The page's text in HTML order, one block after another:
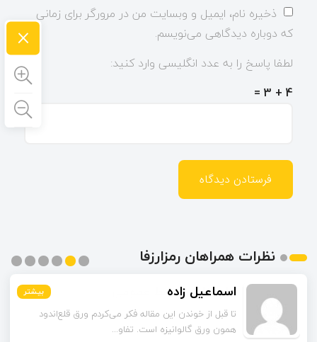
ذخیره نام، ایمیل و وبسایت من در مرورگر برای زمانی
که دوباره دیدگاهی می‌نویسم.
لطفا پاسخ را به عدد انگلیسی وارد کنید:
4 + 3 =
نظرات همراهان رمزارزفا
بیشتر اسماعیل زاده بیشتر
تا قبل از خوندن این مقاله فکر می‌کردم ورق قلع‌اندود
همون ورق گالوانیزه است. تفاو...
بیشتر
بیشتر
بیشتر
بیشتر
×